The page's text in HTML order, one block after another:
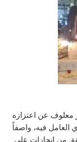
معلوف عن اعتزازه
العامل فيه، واصفاً
من إنجازات على